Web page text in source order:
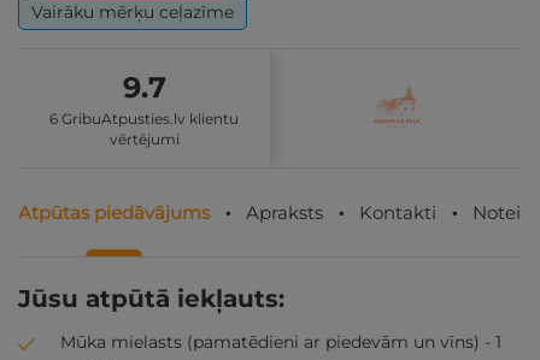
Vairāku mērķu ceļazīme
9.7
6 GribuAtpusties.lv klientu
vērtējumi
Atpūtas piedāvājums Apraksts Kontakti
Jūsu atpūtā iekļauts:
Mūka mielasts (pamatēdieni ar piedevām un vīns) - 1